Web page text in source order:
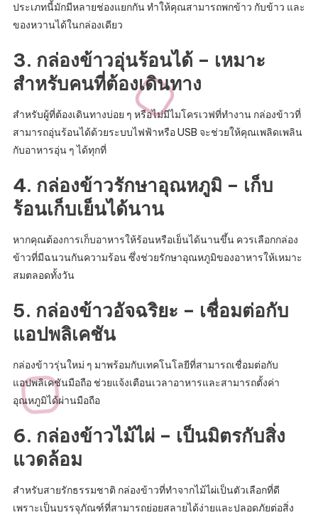
ประเภทนี้มักมีหลายช่องแยกกัน ทำให้คุณสามารถพกข้าว กับข้าว และ
ของหวานได้ในกล่องเดียว
3. กล่องข้าวอุ่นร้อนได้ – เหมาะ
สำหรับคนที่ต้องเดินทาง
สำหรับผู้ที่ต้องเดินทางบ่อย ๆ หรือไม่มีไมโครเวฟที่ทำงาน กล่องข้าวที่
สามารถอุ่นร้อนได้ด้วยระบบไฟฟ้าหรือ USB จะช่วยให้คุณเพลิดเพลิน
กับอาหารอุ่น ๆ ได้ทุกที่
4. กล่องข้าวรักษาอุณหภูมิ – เก็บ
ร้อนเก็บเย็นได้นาน
หากคุณต้องการเก็บอาหารให้ร้อนหรือเย็นได้นานขึ้น ควรเลือกกล่อง
ข้าวที่มีฉนวนกันความร้อน ซึ่งช่วยรักษาอุณหภูมิของอาหารให้เหมาะ
สมตลอดทั้งวัน
5. กล่องข้าวอัจฉริยะ – เชื่อมต่อกับ
แอปพลิเคชัน
กล่องข้าวรุ่นใหม่ ๆ มาพร้อมกับเทคโนโลยีที่สามารถเชื่อมต่อกับ
แอปพลิเคชันมือถือ ช่วยแจ้งเตือนเวลาอาหารและสามารถตั้งค่า
อุณหภูมิได้ผ่านมือถือ
6. กล่องข้าวไม้ไผ่ – เป็นมิตรกับสิ่ง
แวดล้อม
สำหรับสายรักธรรมชาติ กล่องข้าวที่ทำจากไม้ไผ่เป็นตัวเลือกที่ดี
เพราะเป็นบรรจุภัณฑ์ที่สามารถย่อยสลายได้ง่ายและปลอดภัยต่อสิ่ง